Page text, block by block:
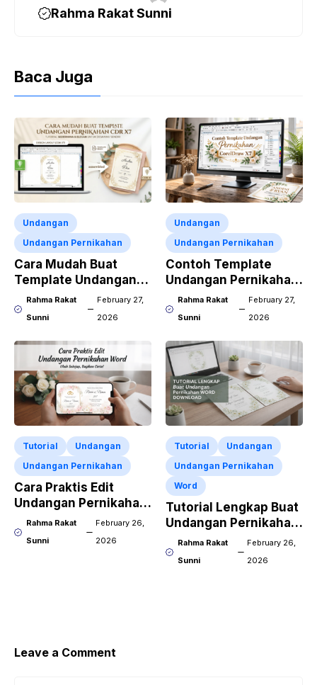
Rahma Rakat Sunni
Baca Juga
Undangan
Undangan Pernikahan
Cara Mudah Buat
Template Undangan
Pernikahan CDR X7
Rahma Rakat
Sunni
February 27,
2026
Undangan
Undangan Pernikahan
Contoh Template
Undangan Pernikahan
CorelDraw X7
Rahma Rakat
Sunni
February 27,
2026
Tutorial
Undangan
Undangan Pernikahan
Cara Praktis Edit
Undangan Pernikahan
Word Pakai HP
Rahma Rakat
Sunni
February 26,
2026
Tutorial
Undangan
Undangan Pernikahan
Word
Tutorial Lengkap Buat
Undangan Pernikahan
Word Download
Rahma Rakat
Sunni
February 26,
2026
Leave a Comment